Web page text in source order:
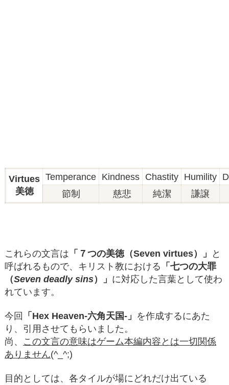
Virtues
美徳
Temperance Kindness Chastity Humility
節制
慈悲 純潔 謙譲
これらの文言は 「７つの美徳（Seven virtues）」
と
呼ばれるもので、キリスト教における 「七つの大罪
（Seven deadly sins）」 に対応した言葉として使わ
れています。
今回 「Hex Heaven-六角天国-」 を作成するにあた
り、引用させてもらいました。
尚、 この文言の意味はゲーム本編内容とは一切関係
ありません(^_^;)
目的としては、各タイルが場にどれだけ出ている